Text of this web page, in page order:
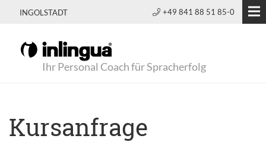
INGOLSTADT +49 841 88 51 85-0
Ihr Personal Coach für Spracherfolg
Kursanfrage